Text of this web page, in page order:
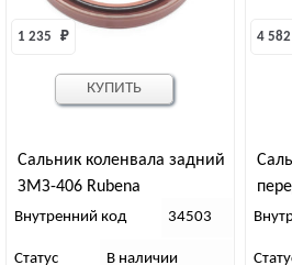
Сальник коленвала задний
ЗМЗ-406 Rubena
1 235 ₽
Внутренний код 34503
Статус В наличии
КУПИТЬ
4 582